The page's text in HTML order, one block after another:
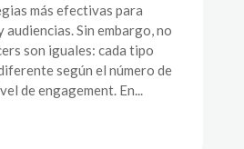
más efectivas para
audiencias. Sin embargo, no
son iguales: cada tipo
según el número de
de engagement. En...